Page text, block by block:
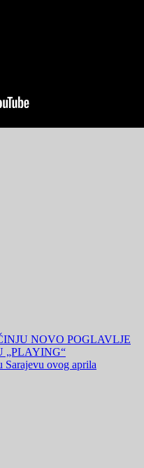
NOVO POGLAVLJE
„PLAYING“
Sarajevu ovog aprila